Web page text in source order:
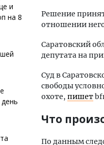
и
на 8
Решение
отношении
Саратовский
депутата на
Суд в
свободы
охоте, пишет
Что
По данным